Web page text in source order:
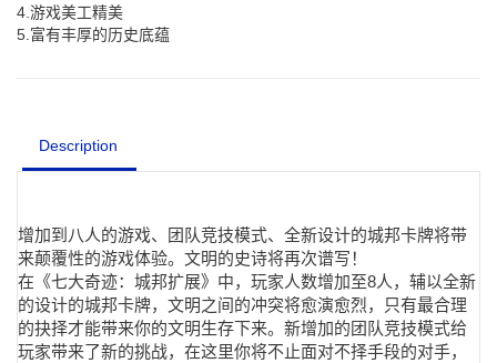
4.游戏美工精美
5.富有丰厚的历史底蕴
Description
增加到八人的游戏、团队竞技模式、全新设计的城邦卡牌将带
来颠覆性的游戏体验。文明的史诗将再次谱写！
在《七大奇迹：城邦扩展》中，玩家人数增加至8人，辅以全新
的设计的城邦卡牌，文明之间的冲突将愈演愈烈，只有最合理
的抉择才能带来你的文明生存下来。新增加的团队竞技模式给
玩家带来了新的挑战，在这里你将不止面对不择手段的对手，